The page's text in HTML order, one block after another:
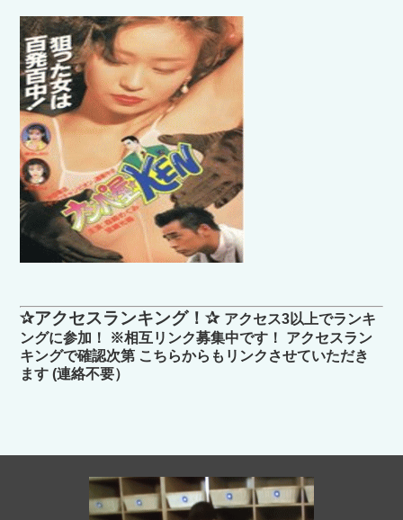
✰アクセスランキング！✰ アクセス3以上でランキ
ングに参加！ ※相互リンク募集中です！ アクセスラン
キングで確認次第 こちらからもリンクさせていただき
ます (連絡不要）